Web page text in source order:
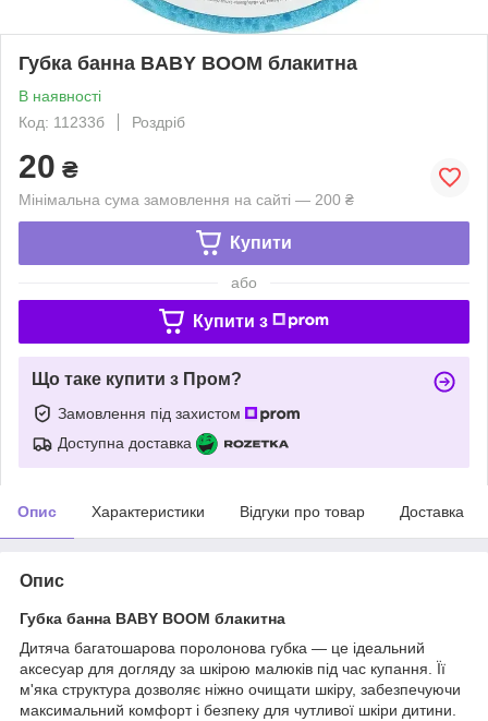
Губка банна BABY BOOM блакитна
В наявності
Код: 11233б
Роздріб
20 ₴
Мінімальна сума замовлення на сайті — 200 ₴
Купити
або
Купити з
Що таке купити з Пром?
Замовлення під захистом
Доступна доставка
Опис Характеристики Відгуки про товар Доставка
Опис
Губка банна BABY BOOM блакитна
Дитяча багатошарова поролонова губка — це ідеальний
аксесуар для догляду за шкірою малюків під час купання. Її
м'яка структура дозволяє ніжно очищати шкіру, забезпечуючи
максимальний комфорт і безпеку для чутливої шкіри дитини.